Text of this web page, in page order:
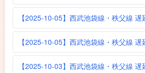
【2025-10-05】西武池袋線・秩父線 遅
【2025-10-05】西武池袋線・秩父線 遅
【2025-10-03】西武池袋線・秩父線 遅